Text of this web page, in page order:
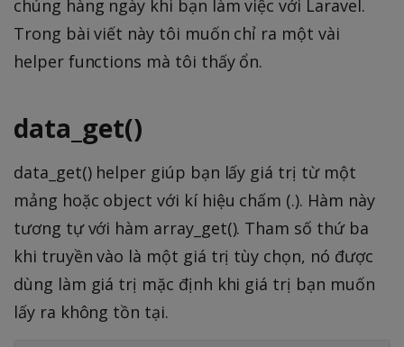
chúng hàng ngày khi bạn làm việc với Laravel.
Trong bài viết này tôi muốn chỉ ra một vài
helper functions mà tôi thấy ổn.
data_get()
data_get() helper giúp bạn lấy giá trị từ một
mảng hoặc object với kí hiệu chấm (.). Hàm này
tương tự với hàm array_get(). Tham số thứ ba
khi truyền vào là một giá trị tùy chọn, nó được
dùng làm giá trị mặc định khi giá trị bạn muốn
lấy ra không tồn tại.